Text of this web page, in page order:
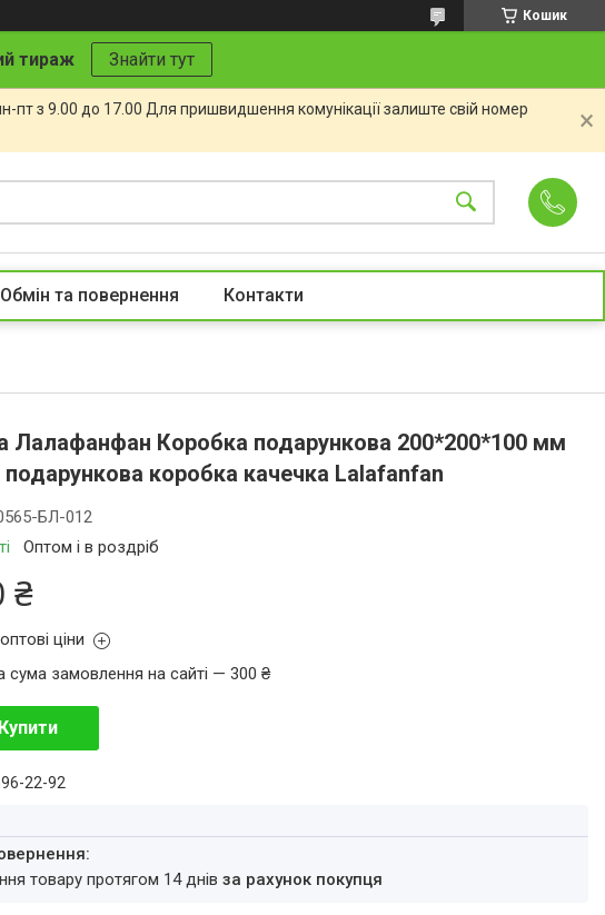
Кошик
тираж Знайти тут
з 9.00 до 17.00 Для пришвидшення комунікації залиште свій номер
Обмін та повернення Контакти
Лалафанфан Коробка подарункова 200*200*100 мм
коробка качечка Lalafanfan
Оптом і в роздріб
БЛ-012
₴
ціни
сума замовлення на сайті — 300 ₴
Купити
22-92
товару протягом 14 днівза рахунок покупця